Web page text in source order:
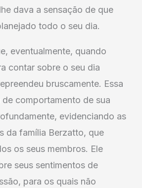
dava a sensação de que
todo o seu dia.
eventualmente, quando
contar sobre o seu dia
bruscamente. Essa
comportamento de sua
evidenciando as
da família Berzatto, que
os seus membros. Ele
seus sentimentos de
para os quais não